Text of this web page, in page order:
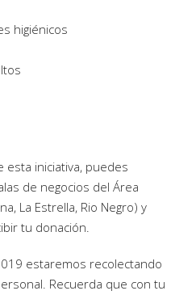
higiénicos
esta iniciativa, puedes
de negocios del Área
La Estrella, Rio Negro) y
tu donación.
estaremos recolectando
Recuerda que con tu